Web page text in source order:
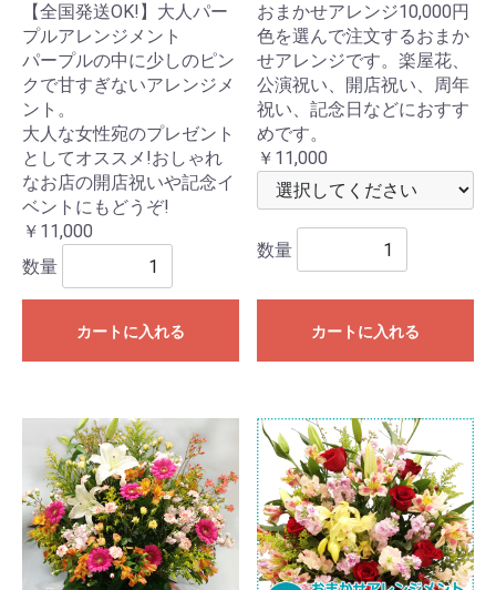
【全国発送OK!】大人パー
プルアレンジメント
パープルの中に少しのピン
クで甘すぎないアレンジメ
ント。
大人な女性宛のプレゼント
としてオススメ!おしゃれ
なお店の開店祝いや記念イ
ベントにもどうぞ!
￥11,000
数量
カートに入れる
おまかせアレンジ10,000円
色を選んで注文するおまか
せアレンジです。楽屋花、
公演祝い、開店祝い、周年
祝い、記念日などにおすす
めです。
￥11,000
数量
カートに入れる